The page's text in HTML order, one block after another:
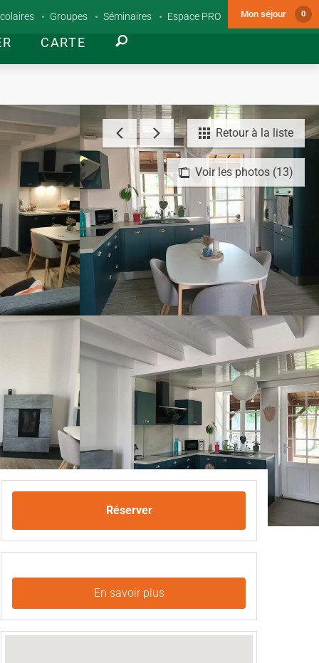
CARTE
Groupes Séminaires Espace PRO Mon séjour 0
Voir les photos (13)
Retour à la liste
Réserver
En savoir plus